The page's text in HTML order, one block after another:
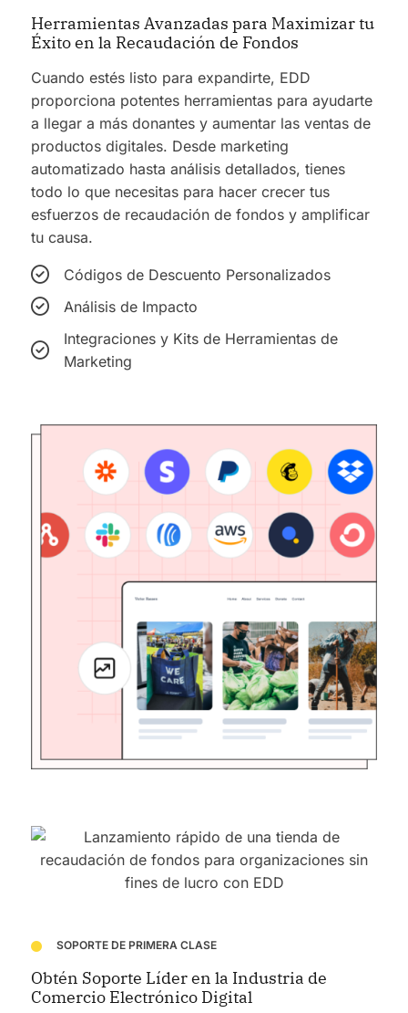
Herramientas Avanzadas para Maximizar tu
Éxito en la Recaudación de Fondos
Cuando estés listo para expandirte, EDD
proporciona potentes herramientas para ayudarte
a llegar a más donantes y aumentar las ventas de
productos digitales. Desde marketing
automatizado hasta análisis detallados, tienes
todo lo que necesitas para hacer crecer tus
esfuerzos de recaudación de fondos y amplificar
tu causa.
Códigos de Descuento Personalizados
Análisis de Impacto
Integraciones y Kits de Herramientas de
Marketing
SOPORTE DE PRIMERA CLASE
Obtén Soporte Líder en la Industria de
Comercio Electrónico Digital